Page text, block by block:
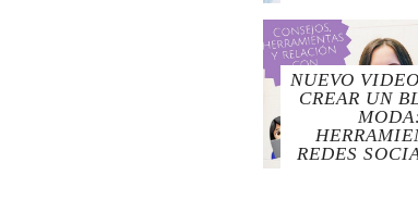
NUEVO
CREAR UN
REDES